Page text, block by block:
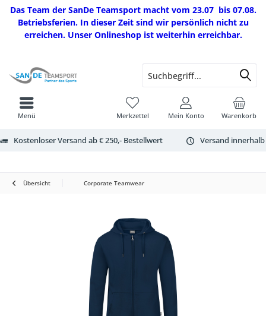
Das Team der SanDe Teamsport macht vom 23.07 bis 07.08.
Betriebsferien. In dieser Zeit sind wir persönlich nicht zu
erreichen. Unser Onlineshop ist weiterhin erreichbar.
Kostenloser Versand ab € 250,- Bestellwert Versand
Warenkorb
Merkzettel Mein Konto
Menü
Übersicht Corporate Teamwear